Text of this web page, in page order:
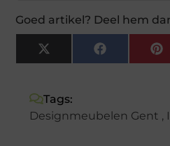
Goed artikel? Deel hem
X
(Twitter)
Facebook
Tags:
Designmeubelen Gent ,